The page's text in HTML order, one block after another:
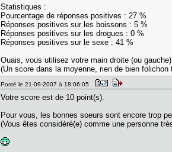
Statistiques :
Pourcentage de réponses positives : 27 %
Réponses positives sur les boissons : 5 %
Réponses positives sur les drogues : 0 %
Réponses positives sur le sexe : 41 %
Ouais, vous utilisez votre main droite (ou
(Un score dans la moyenne, rien de bien folichon
Posté le 21-09-2007 à 18:06:05
Votre score est de 10 point(s).
Pour vous, les bonnes soeurs sont encore trop
(Vous êtes considéré(e) comme une personne